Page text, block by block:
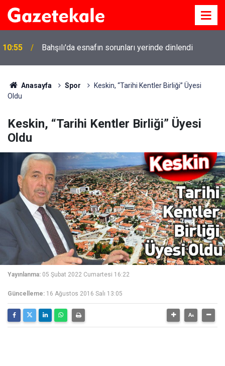
10:55 Bahşılı'da esnafın sorunları yerinde dinlendi
Anasayfa Spor
Keskin, “Tarihi Kentler Birliği” Üyesi
Oldu
Keskin, “Tarihi Kentler Birliği” Üyesi
Oldu
Yayınlanma: 05 Şubat 2022 Cumartesi 16:22
Güncelleme: 16 Ağustos 2016 Salı 13:05